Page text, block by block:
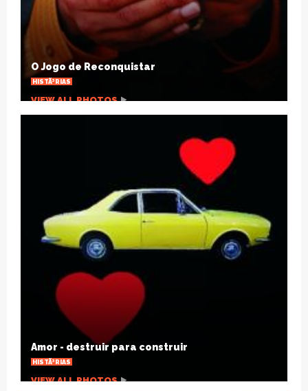
Natal SolidÃ¡rio: escola arrecadarÃ¡
brinquedos para crianÃ§as carentes
OUTRAS NOTÃ­CIAS
VIEW ALL PHOTOS
Joelho estalando, por que isso acontece?
SAÃºDE
VIEW ALL PHOTOS